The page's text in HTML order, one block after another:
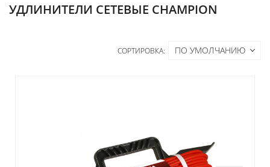
УДЛИНИТЕЛИ СЕТЕВЫЕ CHAMPION
СОРТИРОВКА: ПО УМОЛЧАНИЮ